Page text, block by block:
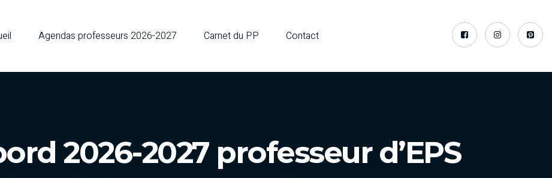
Agendas professeurs 2026-2027 Carnet du PP Contact
2026-2027 professeur d’EPS